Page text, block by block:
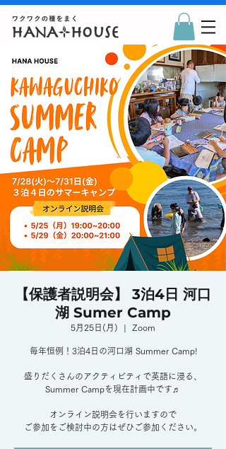
【保護者説明会】 3泊4日 河口
湖 Sumer Camp
5月25日(月)
  |
Zoom
毎年恒例！3泊4日の河口湖 Summer Camp!
盛りだくさんのアクティビティで英語に浸る、
Summer Campを現在計画中です♬
オンライン説明会を行いますので
ご参加をご検討中の方はぜひご参加ください。